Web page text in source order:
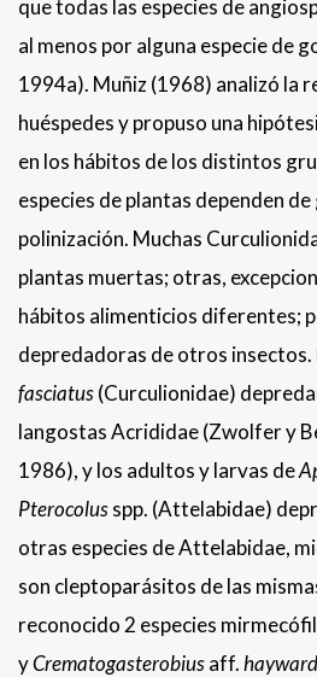
que todas las especies de
al menos por alguna especie de
1994a). Muñiz (1968) analizó la
huéspedes y propuso una
en los hábitos de los distintos
especies de plantas dependen
polinización. Muchas
plantas muertas; otras,
hábitos alimenticios diferentes;
depredadoras de otros insectos.
fasciatus(Curculionidae)
langostas Acrididae (Zwolfer y
1986), y los adultos y larvas de
Pterocolusspp. (Attelabidae)
otras especies de Attelabidae,
son cleptoparásitos de las
reconocido 2 especies
yCrematogasterobiusaff.